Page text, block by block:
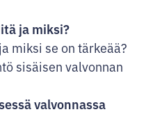
ja miksi?
miksi se on tärkeää?
sisäisen valvonnan
valvonnassa